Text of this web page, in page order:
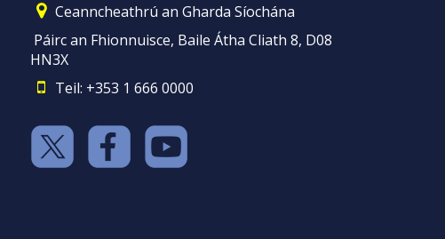
Ceanncheathrú an Gharda Síochána
Páirc an Fhionnuisce, Baile Átha Cliath 8, D08
HN3X
Teil: +353 1 666 0000